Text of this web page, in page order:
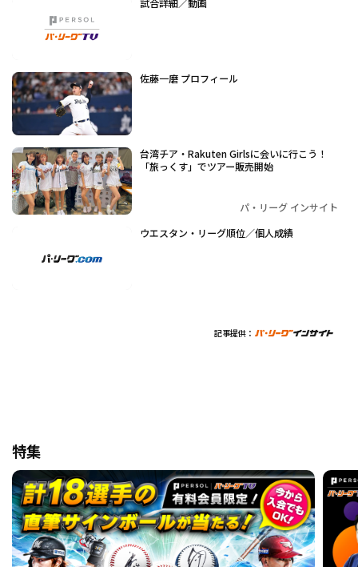
試合詳細／動画
佐藤一磨 プロフィール
台湾チア・Rakuten Girlsに会いに行こう！
「旅っくす」でツアー販売開始
パ・リーグ インサイト
ウエスタン・リーグ順位／個人成績
記事提供：
特集